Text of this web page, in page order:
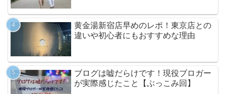
黄金湯新宿店早めのレポ！東京店との
違いや初心者にもおすすめな理由
ブログは嘘だらけです！現役ブロガー
が実際感じたこと【ぶっこみ回】